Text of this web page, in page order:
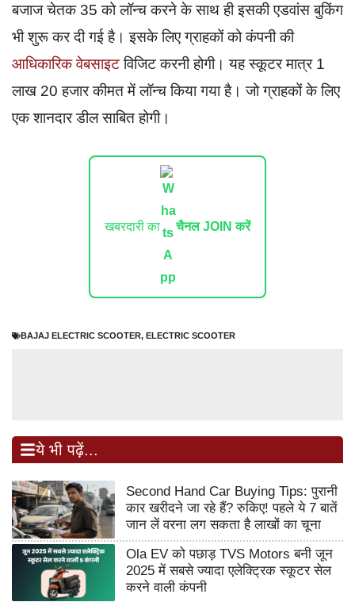
बजाज चेतक 35 को लॉन्च करने के साथ ही इसकी एडवांस बुकिंग
भी शुरू कर दी गई है। इसके लिए ग्राहकों को कंपनी की
आधिकारिक वेबसाइटविजिट करनी होगी। यह स्कूटर मात्र 1
लाख 20 हजार कीमत में लॉन्च किया गया है। जो ग्राहकों के लिए
एक शानदार डील साबित होगी।
खबरदारी का चैनल JOIN करें
BAJAJ ELECTRIC SCOOTER, ELECTRIC SCOOTER
ये भी पढ़ें...
Second Hand Car Buying Tips: पुरानी
कार खरीदने जा रहे हैं? रुकिए! पहले ये 7 बातें
जान लें वरना लग सकता है लाखों का चूना
Ola EV को पछाड़ TVS Motors बनी जून
2025 में सबसे ज्यादा एलेक्ट्रिक स्कूटर सेल
करने वाली कंपनी